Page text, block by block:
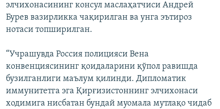
элчихонасининг консул маслаҳатчиси Андрей
Бурев вазирликка чақирилган ва унга эътироз
нотаси топширилган.
“Учрашувда Россия полицияси Вена
конвенциясининг қоидаларини қўпол равишда
бузилганлиги маълум қилинди. Дипломатик
иммунитетга эга Қирғизистоннинг элчихонаси
ходимига нисбатан бундай муомала мутлақо чидаб